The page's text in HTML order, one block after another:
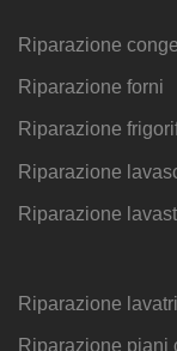
Riparazione
Riparazione forni
Riparazione
Riparazione
Riparazione
Riparazione
Riparazione piani